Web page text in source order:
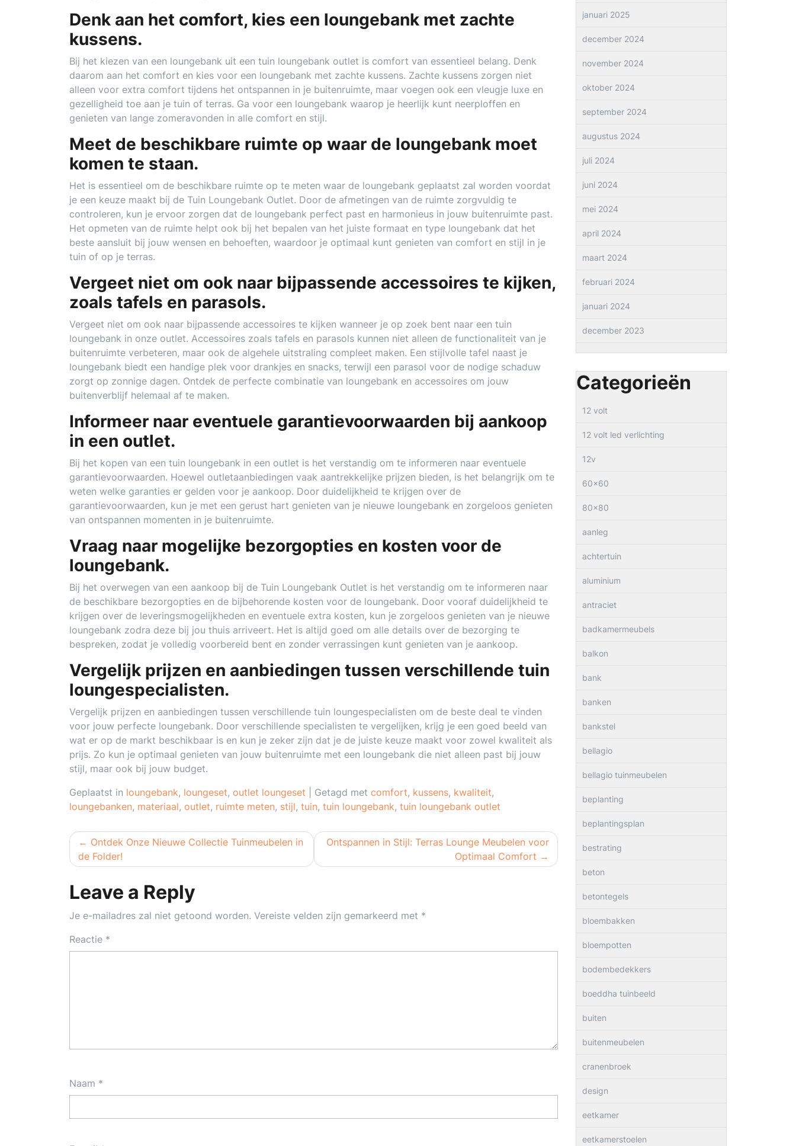
Denk aan het comfort, kies een loungebank met zachte
kussens.
Bij het kiezen van een loungebank uit een tuin loungebank outlet is comfort van essentieel belang. Denk
daarom aan het comfort en kies voor een loungebank met zachte kussens. Zachte kussens zorgen niet
alleen voor extra comfort tijdens het ontspannen in je buitenruimte, maar voegen ook een vleugje luxe en
gezelligheid toe aan je tuin of terras. Ga voor een loungebank waarop je heerlijk kunt neerploffen en
genieten van lange zomeravonden in alle comfort en stijl.
Meet de beschikbare ruimte op waar de loungebank moet
komen te staan.
Het is essentieel om de beschikbare ruimte op te meten waar de loungebank geplaatst zal worden voordat
je een keuze maakt bij de Tuin Loungebank Outlet. Door de afmetingen van de ruimte zorgvuldig te
controleren, kun je ervoor zorgen dat de loungebank perfect past en harmonieus in jouw buitenruimte past.
Het opmeten van de ruimte helpt ook bij het bepalen van het juiste formaat en type loungebank dat het
beste aansluit bij jouw wensen en behoeften, waardoor je optimaal kunt genieten van comfort en stijl in je
tuin of op je terras.
Vergeet niet om ook naar bijpassende accessoires te kijken,
zoals tafels en parasols.
Vergeet niet om ook naar bijpassende accessoires te kijken wanneer je op zoek bent naar een tuin
loungebank in onze outlet. Accessoires zoals tafels en parasols kunnen niet alleen de functionaliteit van je
buitenruimte verbeteren, maar ook de algehele uitstraling compleet maken. Een stijlvolle tafel naast je
loungebank biedt een handige plek voor drankjes en snacks, terwijl een parasol voor de nodige schaduw
zorgt op zonnige dagen. Ontdek de perfecte combinatie van loungebank en accessoires om jouw
buitenverblijf helemaal af te maken.
Informeer naar eventuele garantievoorwaarden bij aankoop
in een outlet.
Bij het kopen van een tuin loungebank in een outlet is het verstandig om te informeren naar eventuele
garantievoorwaarden. Hoewel outletaanbiedingen vaak aantrekkelijke prijzen bieden, is het belangrijk om te
weten welke garanties er gelden voor je aankoop. Door duidelijkheid te krijgen over de
garantievoorwaarden, kun je met een gerust hart genieten van je nieuwe loungebank en zorgeloos genieten
van ontspannen momenten in je buitenruimte.
Vraag naar mogelijke bezorgopties en kosten voor de
loungebank.
Bij het overwegen van een aankoop bij de Tuin Loungebank Outlet is het verstandig om te informeren naar
de beschikbare bezorgopties en de bijbehorende kosten voor de loungebank. Door vooraf duidelijkheid te
krijgen over de leveringsmogelijkheden en eventuele extra kosten, kun je zorgeloos genieten van je nieuwe
loungebank zodra deze bij jou thuis arriveert. Het is altijd goed om alle details over de bezorging te
bespreken, zodat je volledig voorbereid bent en zonder verrassingen kunt genieten van je aankoop.
Vergelijk prijzen en aanbiedingen tussen verschillende tuin
loungespecialisten.
Vergelijk prijzen en aanbiedingen tussen verschillende tuin loungespecialisten om de beste deal te vinden
voor jouw perfecte loungebank. Door verschillende specialisten te vergelijken, krijg je een goed beeld van
wat er op de markt beschikbaar is en kun je zeker zijn dat je de juiste keuze maakt voor zowel kwaliteit als
prijs. Zo kun je optimaal genieten van jouw buitenruimte met een loungebank die niet alleen past bij jouw
stijl, maar ook bij jouw budget.
Geplaatst in loungebank, loungeset, outlet loungeset Getagd met comfort, kussens, kwaliteit,
loungebanken, materiaal, outlet, ruimte meten, stijl, tuin, tuin loungebank, tuin loungebank outlet
Berichtnavigatie
Ontdek Onze Nieuwe Collectie Tuinmeubelen in
de Folder!
Ontspannen in Stijl: Terras Lounge Meubelen voor
Optimaal Comfort
Leave a Reply
Je e-mailadres zal niet getoond worden. Vereiste velden zijn gemarkeerd met *
Reactie *
Naam *
januari 2025
december 2024
november 2024
oktober 2024
september 2024
augustus 2024
juli 2024
juni 2024
mei 2024
april 2024
maart 2024
februari 2024
januari 2024
december 2023
Categorieën
12 volt
12 volt led verlichting
12v
60×60
80×80
aanleg
achtertuin
aluminium
antraciet
badkamermeubels
balkon
bank
banken
bankstel
bellagio
bellagio tuinmeubelen
beplanting
beplantingsplan
bestrating
beton
betontegels
bloembakken
bloempotten
bodembedekkers
boeddha tuinbeeld
buiten
buitenmeubelen
cranenbroek
design
eetkamer
eetkamerstoelen